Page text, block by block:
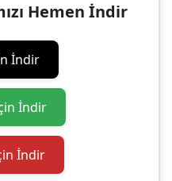
Hemen İndir
İndir
İndir
İndir